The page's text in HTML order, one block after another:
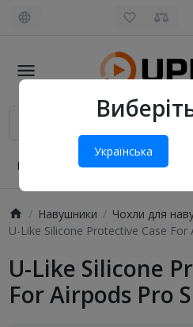
Українська
Про нас Оплата і доставка
Навушники
Чохли для
U-Like Silicone Protective Case For
U-Like Silicone
For Airpods Pro